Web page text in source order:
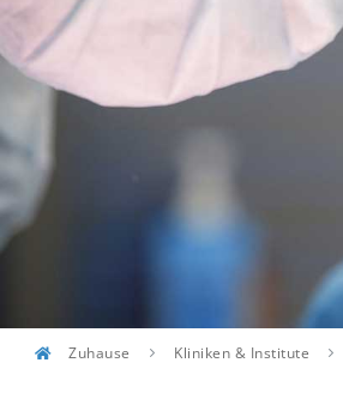
Zuhause Kliniken & Institute